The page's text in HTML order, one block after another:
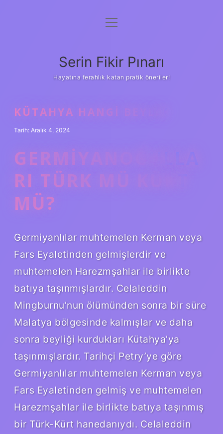
Gizlilik Politikası
Yasal Uyarı
menüyü
Serin Fikir Pınarı
Hayatına ferahlık katan pratik öneriler!
KÜTAHYA HANGI BEYLIK
Tarih: Aralık 4, 2024
GERMIYANOĞULLA
RI TÜRK MÜ KÜRT
MÜ?
Germiyanlılar muhtemelen Kerman veya
Fars Eyaletinden gelmişlerdir ve
muhtemelen Harezmşahlar ile birlikte
batıya taşınmışlardır. Celaleddin
Mingburnu’nun ölümünden sonra bir süre
Malatya bölgesinde kalmışlar ve daha
sonra beyliği kurdukları Kütahya’ya
taşınmışlardır. Tarihçi Petry’ye göre
Germiyanlılar muhtemelen Kerman veya
Fars Eyaletinden gelmiş ve muhtemelen
Harezmşahlar ile birlikte batıya taşınmış
bir Türk-Kürt hanedanıydı. Celaleddin